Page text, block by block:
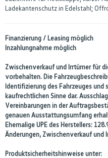
Ladekantenschutz in Edelstahl;
Finanzierung / Leasing möglich
Inzahlungnahme möglich
Zwischenverkauf und Irrtümer für
vorbehalten. Die
Identifizierung des Fahrzeuges
kaufrechtlichen Sinne dar.
Vereinbarungen in der
genauen Ausstattungsumfang
Ehemalige UPE des Herstellers:
Änderungen, Zwischenverkauf und
Produktsicherheitshinweise unter: